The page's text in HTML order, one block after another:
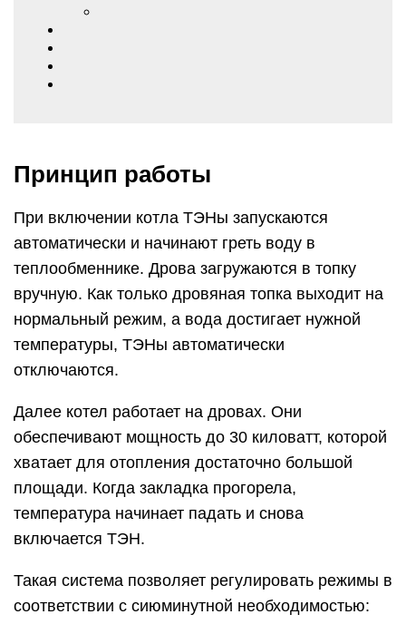
Принцип работы
При включении котла ТЭНы запускаются
автоматически и начинают греть воду в
теплообменнике. Дрова загружаются в топку
вручную. Как только дровяная топка выходит на
нормальный режим, а вода достигает нужной
температуры, ТЭНы автоматически
отключаются.
Далее котел работает на дровах. Они
обеспечивают мощность до 30 киловатт, которой
хватает для отопления достаточно большой
площади. Когда закладка прогорела,
температура начинает падать и снова
включается ТЭН.
Такая система позволяет регулировать режимы в
соответствии с сиюминутной необходимостью: